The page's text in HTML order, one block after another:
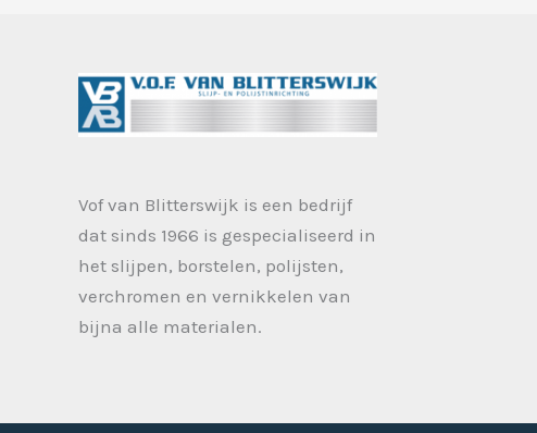
Vof van Blitterswijk is een bedrijf
dat sinds 1966 is gespecialiseerd in
het slijpen, borstelen, polijsten,
verchromen en vernikkelen van
bijna alle materialen.